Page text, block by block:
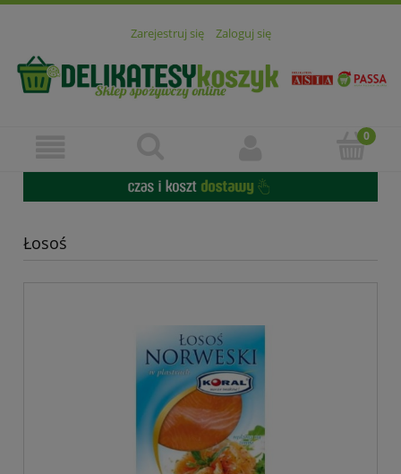
Zarejestruj się Zaloguj się
Łosoś